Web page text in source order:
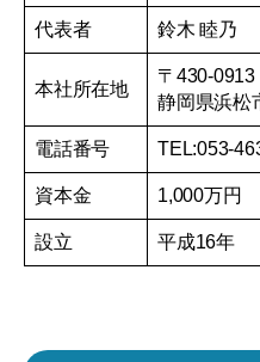
代表者 鈴木 睦乃
本社所在地
〒430-0913
静岡県浜松
電話番号 TEL:053-
資本金 1,000万円
設立 平成16年